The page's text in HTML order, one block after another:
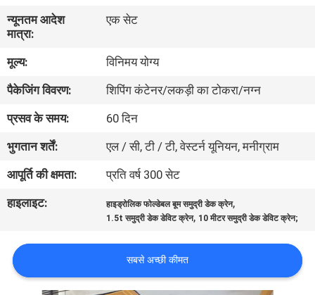
हमारे
बारे
में
कारखाने
का
दौरा
गुणवत्ता
समाचार
न्यूनतम आदेश
मात्रा:
एक सेट
मूल्य:
विनिमय योग्य
पैकेजिंग विवरण:
शिपिंग कंटेनर/लकड़ी का टोकरा/नग्न
प्रसव के समय:
60 दिन
भुगतान शर्तें:
एल / सी, टी / टी, वेस्टर्न यूनियन, मनीग्राम
आपूर्ति की क्षमता:
प्रति वर्ष 300 सेट
हाइलाइट:
हाइड्रोलिक फोल्डेबल बूम समुद्री डेक क्रेन,
1.5t समुद्री डेक डेविट क्रेन, 10 मीटर समुद्री डेक डेविट क्रेन;
सबसे अच्छी कीमत